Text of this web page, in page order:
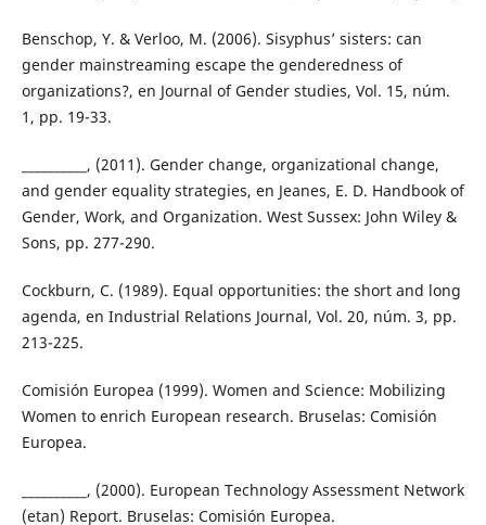
Benschop, Y. & Verloo, M. (2006). Sisyphus’ sisters: can
gender mainstreaming escape the genderedness of
organizations?, en Journal of Gender studies, Vol. 15, núm.
1, pp. 19-33.
__________, (2011). Gender change, organizational change,
and gender equality strategies, en Jeanes, E. D. Handbook of
Gender, Work, and Organization. West Sussex: John Wiley &
Sons, pp. 277-290.
Cockburn, C. (1989). Equal opportunities: the short and long
agenda, en Industrial Relations Journal, Vol. 20, núm. 3, pp.
213-225.
Comisión Europea (1999). Women and Science: Mobilizing
Women to enrich European research. Bruselas: Comisión
Europea.
__________, (2000). European Technology Assessment Network
(etan) Report. Bruselas: Comisión Europea.